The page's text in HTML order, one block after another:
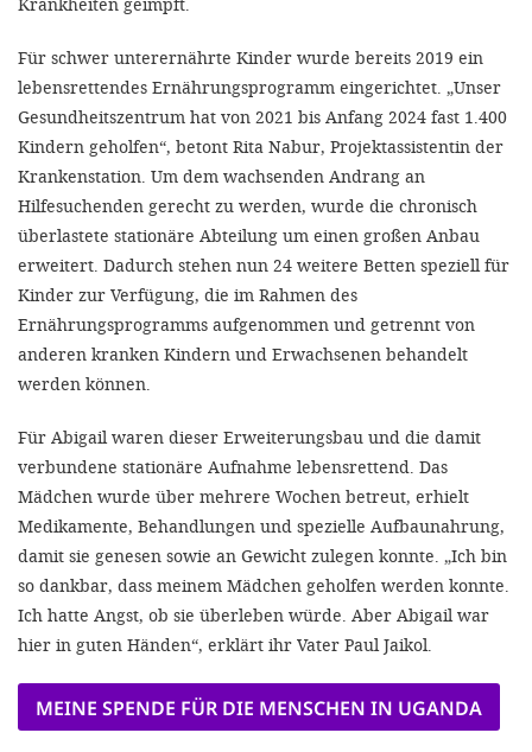
Für schwer unterernährte Kinder wurde bereits 2019 ein
lebensrettendes Ernährungsprogramm eingerichtet. „Unser
Gesundheitszentrum hat von 2021 bis Anfang 2024 fast 1.400
Kindern geholfen“, betont Rita Nabur, Projektassistentin der
Krankenstation. Um dem wachsenden Andrang an
Hilfesuchenden gerecht zu werden, wurde die chronisch
überlastete stationäre Abteilung um einen großen Anbau
erweitert. Dadurch stehen nun 24 weitere Betten speziell für
Kinder zur Verfügung, die im Rahmen des
Ernährungsprogramms aufgenommen und getrennt von
anderen kranken Kindern und Erwachsenen behandelt
werden können.
Für Abigail waren dieser Erweiterungsbau und die damit
verbundene stationäre Aufnahme lebensrettend. Das
Mädchen wurde über mehrere Wochen betreut, erhielt
Medikamente, Behandlungen und spezielle Aufbaunahrung,
damit sie genesen sowie an Gewicht zulegen konnte. „Ich bin
so dankbar, dass meinem Mädchen geholfen werden konnte.
Ich hatte Angst, ob sie überleben würde. Aber Abigail war
hier in guten Händen“, erklärt ihr Vater Paul Jaikol.
MEINE SPENDE FÜR DIE MENSCHEN IN UGANDA